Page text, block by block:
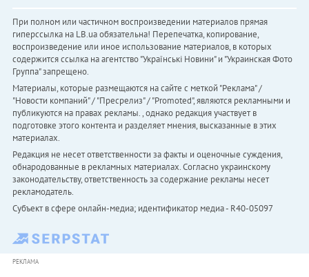
При полном или частичном воспроизведении материалов прямая
гиперссылка на LB.ua обязательна! Перепечатка, копирование,
воспроизведение или иное использование материалов, в которых
содержится ссылка на агентство "Українськi Новини" и "Украинская Фото
Группа" запрещено.
Материалы, которые размещаются на сайте с меткой "Реклама" /
"Новости компаний" / "Пресрелиз" / "Promoted", являются рекламными и
публикуются на правах рекламы. , однако редакция участвует в
подготовке этого контента и разделяет мнения, высказанные в этих
материалах.
Редакция не несет ответственности за факты и оценочные суждения,
обнародованные в рекламных материалах. Согласно украинскому
законодательству, ответственность за содержание рекламы несет
рекламодатель.
Субъект в сфере онлайн-медиа; идентификатор медиа - R40-05097
РЕКЛАМА